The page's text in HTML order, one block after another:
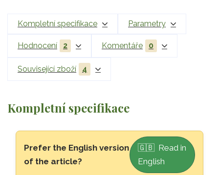
Kompletní specifikace Parametry
Hodnocení 2 Komentáře 0
Související zboží 4
Kompletní specifikace
Přeskočit na hlavní obsah
Prefer the English version
of the article?
🇬🇧 Read in
English